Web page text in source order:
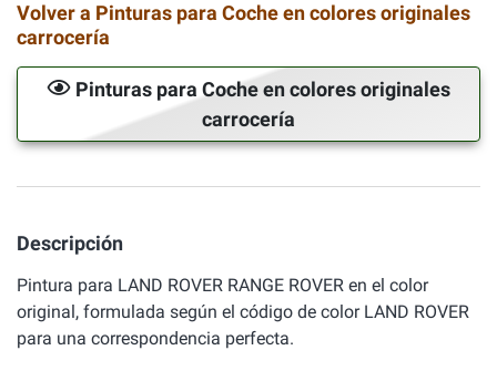
Volver a Pinturas para Coche en colores originales
carrocería
Pinturas para Coche en colores originales
carrocería
Descripción
Pintura para LAND ROVER RANGE ROVER en el color
original, formulada según el código de color LAND ROVER
para una correspondencia perfecta.